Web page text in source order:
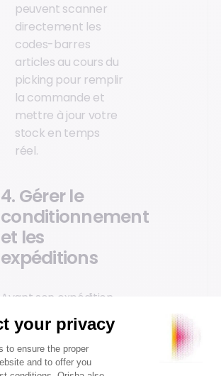
peuvent scanner
directement les
codes-barres
articles au cours du
picking pour remplir
la commande et
mettre à jour votre
stock en temps
réel.
4. Gérer le
conditionnement
et les
expéditions
Avant son expédition,
la commande est
vérifiée une dernière
fois – références et
quantités – par le